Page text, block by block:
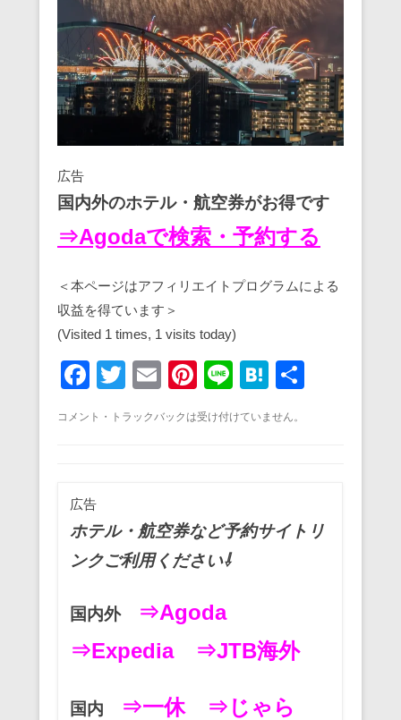
広告
国内外のホテル・航空券がお得です
⇒Agodaで検索・予約する
＜本ページはアフィリエイトプログラムによる
収益を得ています＞
(Visited 1 times, 1 visits today)
F
c
b
o
o
k
T
tt
E
ail
Pi
nt
er
Li
e
H
e
コメント・トラックバックは受け付けていません。
広告
ホテル・航空券など予約サイトリ
ンクご利用ください⇩
国内外
⇒Agoda
⇒Expedia
⇒JTB海外
国内 ⇒一休
⇒じゃら